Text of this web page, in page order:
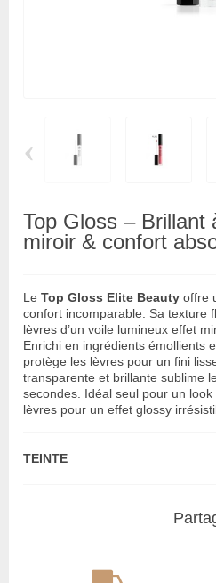
‹
Top Gloss – Brillant
miroir & confort
Le Top Gloss Elite Beauty offre
confort incomparable. Sa texture
lèvres d’un voile lumineux effet
Enrichi en ingrédients émollients
protège les lèvres pour un fini
transparente et brillante sublime
secondes. Idéal seul pour un
lèvres pour un effet glossy
TEINTE